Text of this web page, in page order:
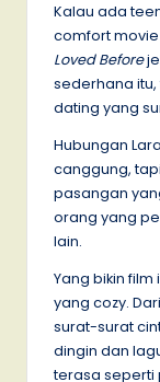
Kalau ada
comfort
Loved Before
sederhana
dating yang
Hubungan
canggung,
pasangan
orang yang
lain.
Yang bikin
yang cozy.
surat-surat
dingin dan
terasa seperti